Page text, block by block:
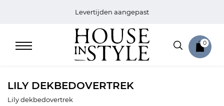
Levertijden aangepast
0
LILY DEKBEDOVERTREK
Lily dekbedovertrek